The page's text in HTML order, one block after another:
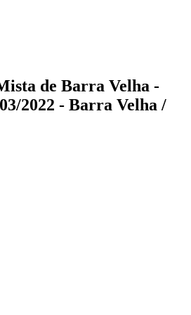
de Barra Velha -
2022 - Barra Velha /